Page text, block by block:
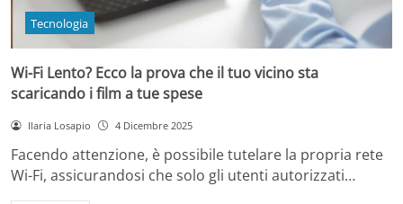
Tecnologia
Wi-Fi Lento? Ecco la prova che il tuo vicino sta
scaricando i film a tue spese
Ilaria Losapio 4 Dicembre 2025
Facendo attenzione, è possibile tutelare la propria rete
Wi-Fi, assicurandosi che solo gli utenti autorizzati…